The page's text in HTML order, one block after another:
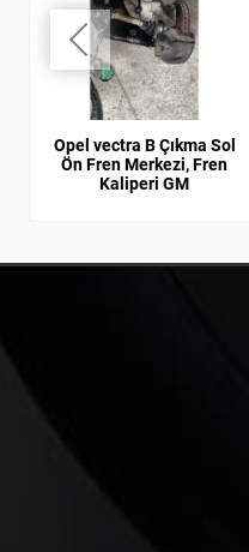
Opel vectra B Çıkma Sol
Ön Fren Merkezi, Fren
Kaliperi GM